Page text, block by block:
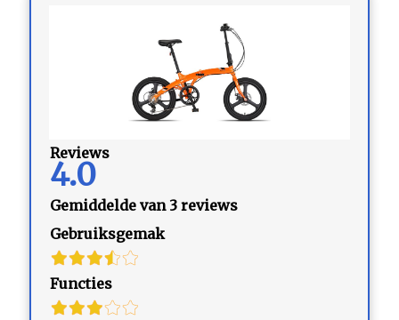
Reviews
4.0
Gemiddelde van 3 reviews
Gebruiksgemak
Functies